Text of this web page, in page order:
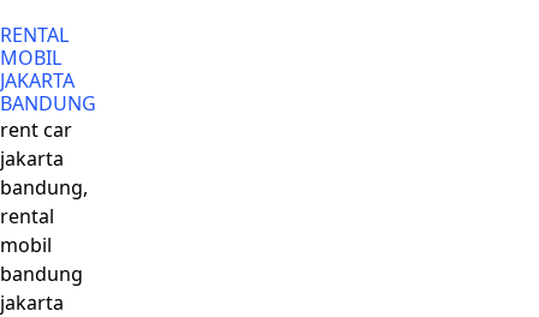
RENTAL
MOBIL
JAKARTA
BANDUNG
rent car
jakarta
bandung,
rental
mobil
bandung
jakarta